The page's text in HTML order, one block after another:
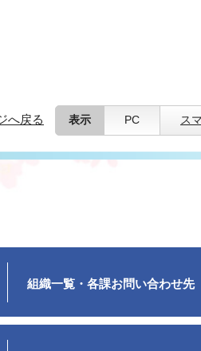
へ戻る 表示 PC ス
組織一覧・各課お問い合わせ先